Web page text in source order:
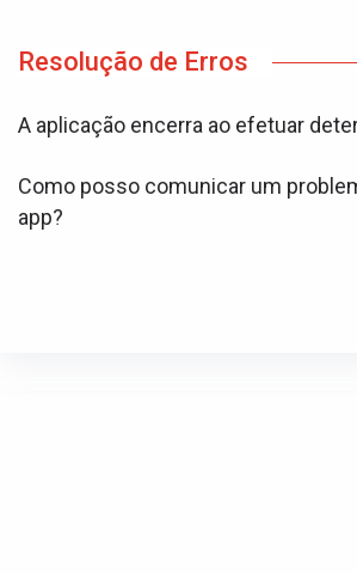
Resolução de Erros
A aplicação encerra ao efetuar
Como posso comunicar um
app?